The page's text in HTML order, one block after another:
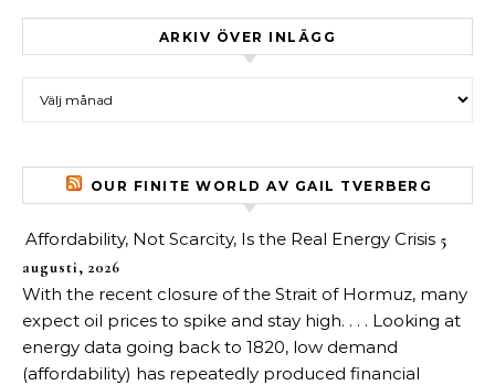
ARKIV ÖVER INLÄGG
OUR FINITE WORLD AV GAIL TVERBERG
Affordability, Not Scarcity, Is the Real Energy Crisis 5
augusti, 2026
With the recent closure of the Strait of Hormuz, many
expect oil prices to spike and stay high. . . . Looking at
energy data going back to 1820, low demand
(affordability) has repeatedly produced financial